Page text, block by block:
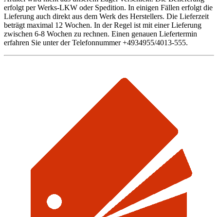
erfolgt per Werks-LKW oder Spedition. In einigen Fällen erfolgt die
Lieferung auch direkt aus dem Werk des Herstellers. Die Lieferzeit
beträgt maximal 12 Wochen. In der Regel ist mit einer Lieferung
zwischen 6-8 Wochen zu rechnen. Einen genauen Liefertermin
erfahren Sie unter der Telefonnummer +4934955/4013-555.